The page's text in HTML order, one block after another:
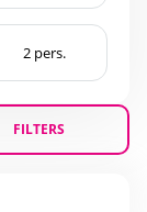
FILTERS